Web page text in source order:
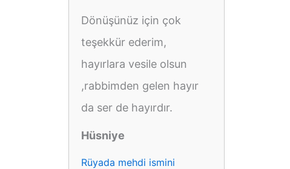
Dönüşünüz için çok
teşekkür ederim,
hayırlara vesile olsun
,rabbimden gelen hayır
da ser de hayırdır.
Hüsniye
Rüyada mehdi ismini